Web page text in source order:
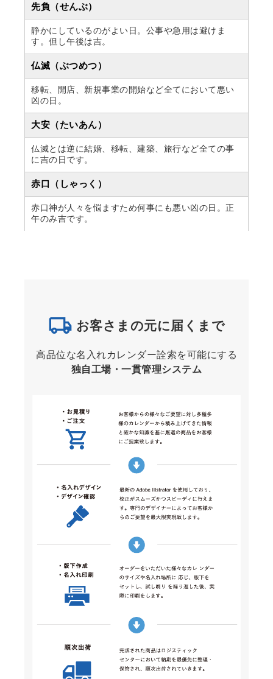
先負（せんぶ）
静かにしているのがよい日。公事や急用は避けま
す。但し午後は吉。
仏滅（ぶつめつ）
移転、開店、新規事業の開始など全てにおいて悪い
凶の日。
大安（たいあん）
仏滅とは逆に結婚、移転、建築、旅行など全ての事
に吉の日です。
赤口（しゃっく）
赤口神が人々を悩ますため何事にも悪い凶の日。正
午のみ吉です。
お客さまの元に届くまで
高品位な名入れカレンダー詮索を可能にする
独自工場・一貫管理システム